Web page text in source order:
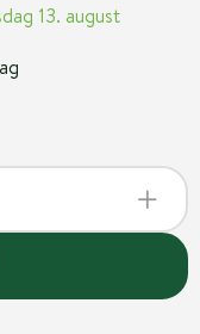
13. august